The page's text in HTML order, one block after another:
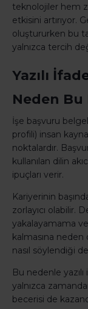
teknolojiler hem
etkisini artırıyor.
oluştururken bu
yalnızca tercih
Yazılı
Neden Bu
İşe başvuru
profili) insan
noktalardır.
kullanılan dilin
ipuçları verir.
Kariyerinin
zorlayıcı olabilir.
yakalayamama ve
kalmasına
nasıl söylendiği
Bu nedenle
yalnızca
becerisi de